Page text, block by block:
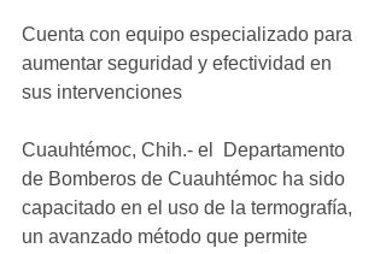
Cuenta con equipo especializado para
aumentar seguridad y efectividad en
sus intervenciones
Cuauhtémoc, Chih.- el  Departamento
de Bomberos de Cuauhtémoc ha sido
capacitado en el uso de la termografía,
un avanzado método que permite